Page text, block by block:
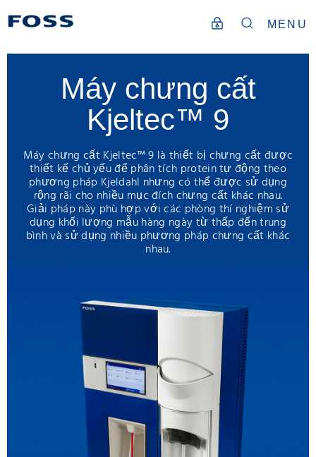
MENU
Máy chưng cất
Kjeltec™ 9
Máy chưng cất Kjeltec™ 9 là thiết bị chưng cất được
thiết kế chủ yếu để phân tích protein tự động theo
phương pháp Kjeldahl nhưng có thể được sử dụng
rộng rãi cho nhiều mục đích chưng cất khác nhau.
Giải pháp này phù hợp với các phòng thí nghiệm sử
dụng khối lượng mẫu hàng ngày từ thấp đến trung
bình và sử dụng nhiều phương pháp chưng cất khác
nhau.